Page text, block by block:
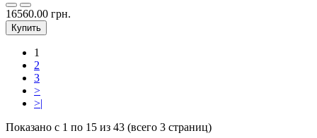
16560.00 грн.
Купить
1
2
3
>
>|
Показано с 1 по 15 из 43 (всего 3 страниц)